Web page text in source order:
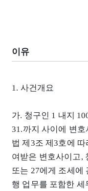
이유
1. 사건개요
가. 청구인 1 내지
31.까지 사이에 변
법 제3조 제3호에
여받은 변호사이고,
또는 27에게 조세에
행 업무를 포함한 세